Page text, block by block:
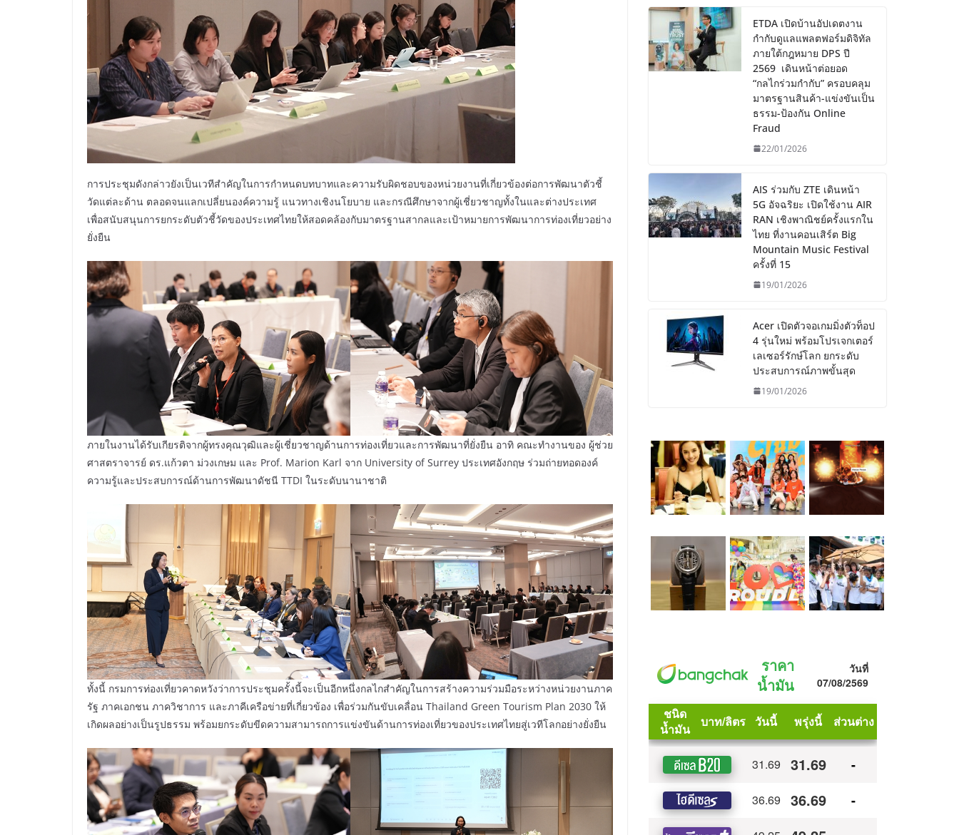
การประชุมดังกล่าวยังเป็นเวทีสำคัญในการกำหนดบทบาทและความรับผิดชอบของหน่วยงานที่เกี่ยวข้องต่อการพัฒนาตัวชี้
วัดแต่ละด้าน ตลอดจนแลกเปลี่ยนองค์ความรู้ แนวทางเชิงนโยบาย และกรณีศึกษาจากผู้เชี่ยวชาญทั้งในและต่างประเทศ
เพื่อสนับสนุนการยกระดับตัวชี้วัดของประเทศไทยให้สอดคล้องกับมาตรฐานสากลและเป้าหมายการพัฒนาการท่องเที่ยวอย่าง
ยั่งยืน
ภายในงานได้รับเกียรติจากผู้ทรงคุณวุฒิและผู้เชี่ยวชาญด้านการท่องเที่ยวและการพัฒนาที่ยั่งยืน อาทิ คณะทำงานของ ผู้ช่วย
ศาสตราจารย์ ดร.แก้วตา ม่วงเกษม และ Prof. Marion Karl จาก University of Surrey ประเทศอังกฤษ ร่วมถ่ายทอดองค์
ความรู้และประสบการณ์ด้านการพัฒนาดัชนี TTDI ในระดับนานาชาติ
ทั้งนี้ กรมการท่องเที่ยวคาดหวังว่าการประชุมครั้งนี้จะเป็นอีกหนึ่งกลไกสำคัญในการสร้างความร่วมมือระหว่างหน่วยงานภาค
รัฐ ภาคเอกชน ภาควิชาการ และภาคีเครือข่ายที่เกี่ยวข้อง เพื่อร่วมกันขับเคลื่อน Thailand Green Tourism Plan 2030 ให้
เกิดผลอย่างเป็นรูปธรรม พร้อมยกระดับขีดความสามารถการแข่งขันด้านการท่องเที่ยวของประเทศไทยสู่เวทีโลกอย่างยั่งยืน
ETDA เปิดบ้านอัปเดตงาน
กำกับดูแลแพลตฟอร์มดิจิทัล
ภายใต้กฎหมาย DPS ปี
2569 เดินหน้าต่อยอด
“กลไกร่วมกำกับ” ครอบคลุม
มาตรฐานสินค้า-แข่งขันเป็น
ธรรม-ป้องกัน Online
Fraud
22/01/2026
AIS ร่วมกับ ZTE เดินหน้า
5G อัจฉริยะ เปิดใช้งาน AIR
RAN เชิงพาณิชย์ครั้งแรกใน
ไทย ที่งานคอนเสิร์ต Big
Mountain Music Festival
ครั้งที่ 15
19/01/2026
Acer เปิดตัวจอเกมมิ่งตัวท็อป
4 รุ่นใหม่ พร้อมโปรเจกเตอร์
เลเซอร์รักษ์โลก ยกระดับ
ประสบการณ์ภาพขั้นสุด
19/01/2026